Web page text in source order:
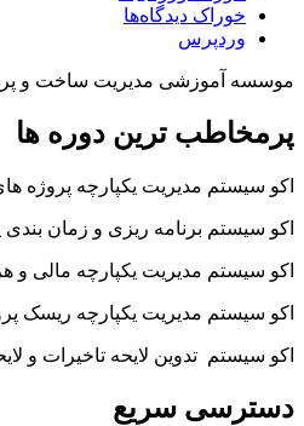
خوراک دیدگاه‌ها
وردپرس
موسسه آموزشی مدیریت ساخت و
پرمخاطب ترین دوره ها
اکو سیستم مدیریت یکپارچه
اکو سیستم برنامه ریزی و زمان بندی
اکو سیستم مدیریت یکپارچه مالی و
اکو سیستم مدیریت یکپارچه ریسک
اکو سیستم تدوین لایحه تاخیرات و
دسترسی سریع